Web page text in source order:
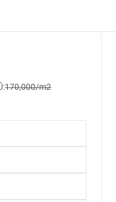
170,000/m2